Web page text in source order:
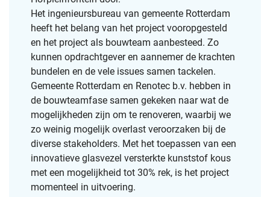
Het ingenieursbureau van gemeente Rotterdam
heeft het belang van het project vooropgesteld
en het project als bouwteam aanbesteed. Zo
kunnen opdrachtgever en aannemer de krachten
bundelen en de vele issues samen tackelen.
Gemeente Rotterdam en Renotec b.v. hebben in
de bouwteamfase samen gekeken naar wat de
mogelijkheden zijn om te renoveren, waarbij we
zo weinig mogelijk overlast veroorzaken bij de
diverse stakeholders. Met het toepassen van een
innovatieve glasvezel versterkte kunststof kous
met een mogelijkheid tot 30% rek, is het project
momenteel in uitvoering.